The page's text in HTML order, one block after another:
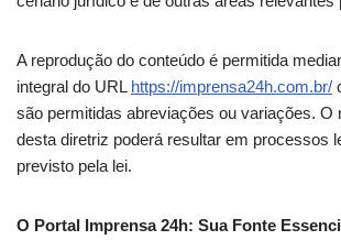
A reprodução do conteúdo é permitida
integral do URL https://imprensa24h.com.br/
são permitidas abreviações ou variações. O
desta diretriz poderá resultar em processos
previsto pela lei.
O Portal Imprensa 24h: Sua Fonte